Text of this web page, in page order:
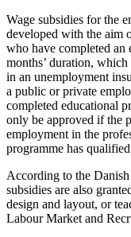
Wage subsidies for the
developed with the aim
who have completed an
months’ duration,
in an unemployment
a public or private
completed educational
only be approved if the
employment in the
programme has
According to the
subsidies are also
design and layout, or
Labour Market and